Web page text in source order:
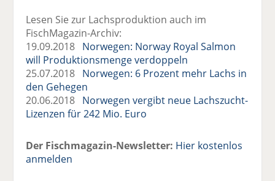
Lesen Sie zur Lachsproduktion auch im
FischMagazin-Archiv:
19.09.2018 Norwegen: Norway Royal Salmon
will Produktionsmenge verdoppeln
25.07.2018 Norwegen: 6 Prozent mehr Lachs in
den Gehegen
20.06.2018 Norwegen vergibt neue Lachszucht-
Lizenzen für 242 Mio. Euro
Der Fischmagazin-Newsletter: Hier kostenlos
anmelden